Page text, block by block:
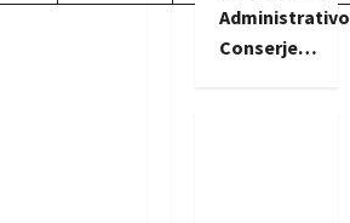
Conserje…